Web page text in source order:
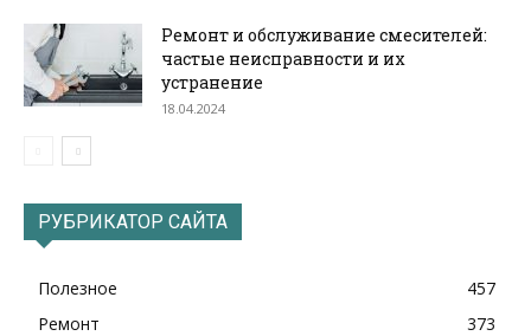
Ремонт и обслуживание смесителей:
частые неисправности и их
устранение
18.04.2024
РУБРИКАТОР САЙТА
Полезное
457
Ремонт
373